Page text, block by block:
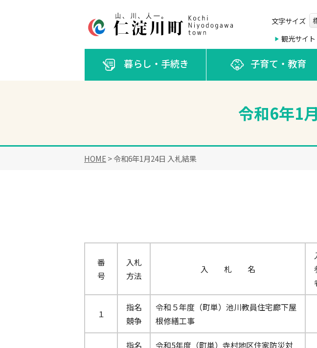
文字サイズ
観光サイト
暮らし・手続き 子育て・教育
令和6年1
HOME > 令和6年1月24日 入札結果
番
号
入札
方法
入 札 名
１
指名
競争
令和５年度（町単）池川教員住宅廊下屋
根修繕工事
指名
令和5年度（町単）寺村地区住家防災対